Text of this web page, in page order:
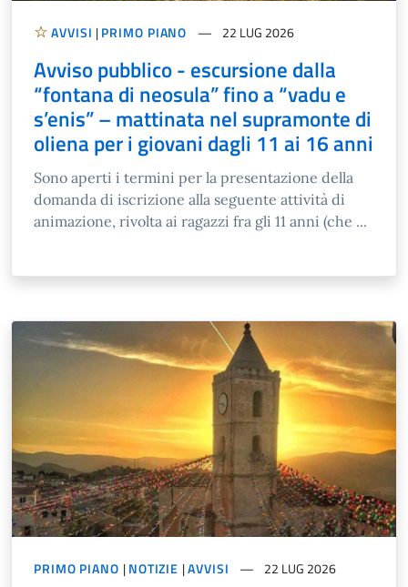
AVVISI |PRIMO PIANO 22 LUG 2026
Avviso pubblico - escursione dalla
“fontana di neosula” fino a “vadu e
s’enis” – mattinata nel supramonte di
oliena per i giovani dagli 11 ai 16 anni
Sono aperti i termini per la presentazione della
domanda di iscrizione alla seguente attività di
animazione, rivolta ai ragazzi fra gli 11 anni (che ...
PRIMO PIANO |NOTIZIE |AVVISI 22 LUG 2026